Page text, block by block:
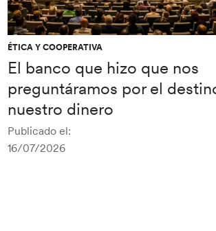
ÉTICA Y COOPERATIVA
El banco que hizo que nos
preguntáramos por el
nuestro dinero
Publicado el:
16/07/2026